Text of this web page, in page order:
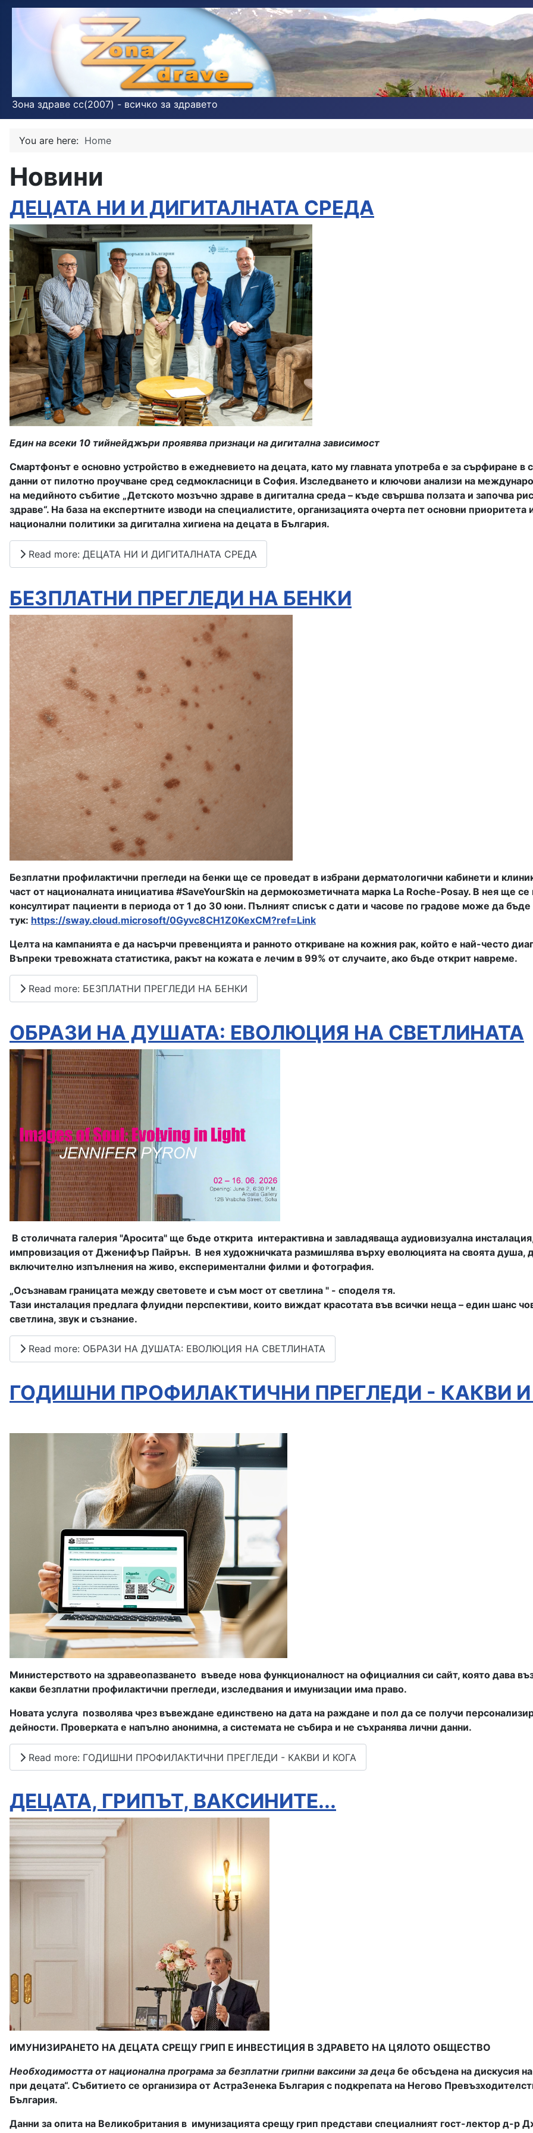
Зона здраве cc(2007) - всичко за здравето
You are here: Home
Новини
ДЕЦАТА НИ И ДИГИТАЛНАТА СРЕДА
Един на всеки 10 тийнейджъри проявява признаци на дигитална зависимост
Смартфонът е основно устройство в ежедневието на децата, като му главната употреба е за сърфиране в
данни от пилотно проучване сред седмокласници в София. Изследването и ключови анализи на
на медийното събитие „Детското мозъчно здраве в дигитална среда – къде свършва ползата и започва
здраве“. На база на експертните изводи на специалистите, организацията очерта пет основни
национални политики за дигитална хигиена на децата в България.
Read more: ДЕЦАТА НИ И ДИГИТАЛНАТА СРЕДА
БЕЗПЛАТНИ ПРЕГЛЕДИ НА БЕНКИ
Безплатни профилактични прегледи на бенки ще се проведат в избрани дерматологични кабинети и
част от националната инициатива #SaveYourSkin на дермокозметичната марка La Roche-Posay. В нея ще
консултират пациенти в периода от 1 до 30 юни. Пълният списък с дати и часове по градове може да бъде
тук: https://sway.cloud.microsoft/0Gyvc8CH1Z0KexCM?ref=Link
Целта на кампанията е да насърчи превенцията и ранното откриване на кожния рак, който е най-често
Въпреки тревожната статистика, ракът на кожата е лечим в 99% от случаите, ако бъде открит навреме.
Read more: БЕЗПЛАТНИ ПРЕГЛЕДИ НА БЕНКИ
ОБРАЗИ НА ДУШАТА: ЕВОЛЮЦИЯ НА СВЕТЛИНАТА
В столичната галерия "Аросита" ще бъде открита интерактивна и завладяваща аудиовизуална
импровизация от Дженифър Пайрън. В нея художничката размишлява върху еволюцията на своята душа,
включително изпълнения на живо, експериментални филми и фотография.
„Осъзнавам границата между световете и съм мост от светлина " - споделя тя.
Тази инсталация предлага флуидни перспективи, които виждат красотата във всички неща – един шанс
светлина, звук и съзнание.
Read more: ОБРАЗИ НА ДУШАТА: ЕВОЛЮЦИЯ НА СВЕТЛИНАТА
ГОДИШНИ ПРОФИЛАКТИЧНИ ПРЕГЛЕДИ - КАКВИ И
Министерството на здравеопазването въведе нова функционалност на официалния си сайт, която дава
какви безплатни профилактични прегледи, изследвания и имунизации има право.
Новата услуга позволява чрез въвеждане единствено на дата на раждане и пол да се получи
дейности. Проверката е напълно анонимна, а системата не събира и не съхранява лични данни.
Read more: ГОДИШНИ ПРОФИЛАКТИЧНИ ПРЕГЛЕДИ - КАКВИ И КОГА
ДЕЦАТА, ГРИПЪТ, ВАКСИНИТЕ...
ИМУНИЗИРАНЕТО НА ДЕЦАТА СРЕЩУ ГРИП Е ИНВЕСТИЦИЯ В ЗДРАВЕТО НА ЦЯЛОТО ОБЩЕСТВО
Необходимостта от национална програма за безплатни грипни ваксини за деца бе обсъдена на дискусия
при децата“. Събитието се организира от АстраЗенека България с подкрепата на Негово
България.
Данни за опита на Великобритания в имунизацията срещу грип представи специалният гост-лектор д-р